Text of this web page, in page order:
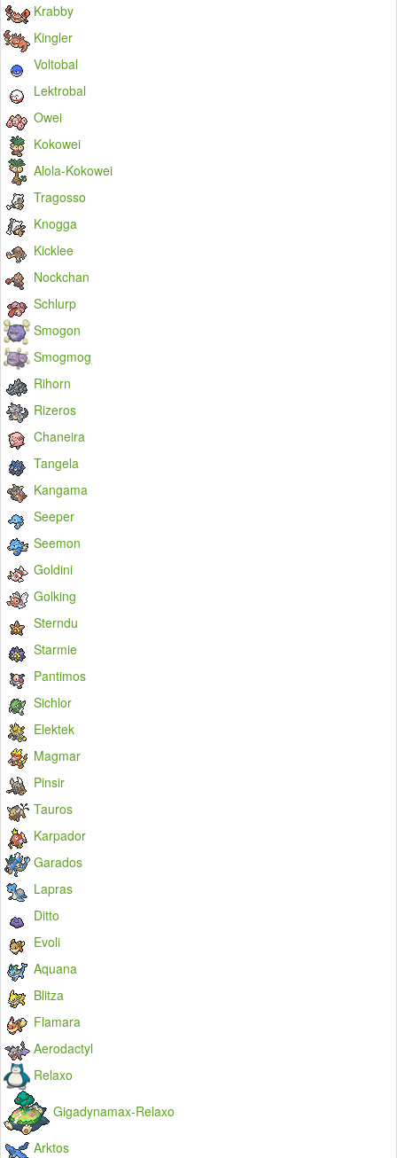
Krabby
Kingler
Voltobal
Lektrobal
Owei
Kokowei
Alola-Kokowei
Tragosso
Knogga
Kicklee
Nockchan
Schlurp
Smogon
Smogmog
Rihorn
Rizeros
Chaneira
Tangela
Kangama
Seeper
Seemon
Goldini
Golking
Sterndu
Starmie
Pantimos
Sichlor
Elektek
Magmar
Pinsir
Tauros
Karpador
Garados
Lapras
Ditto
Evoli
Aquana
Blitza
Flamara
Aerodactyl
Relaxo
Gigadynamax-Relaxo
Arktos